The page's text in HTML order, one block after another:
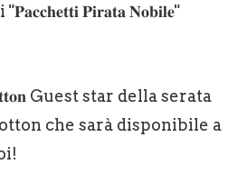
𝐏𝐢𝐫𝐚𝐭𝐚 𝐍𝐨𝐛𝐢𝐥𝐞"
Guest star della serata
che sarà disponibile a